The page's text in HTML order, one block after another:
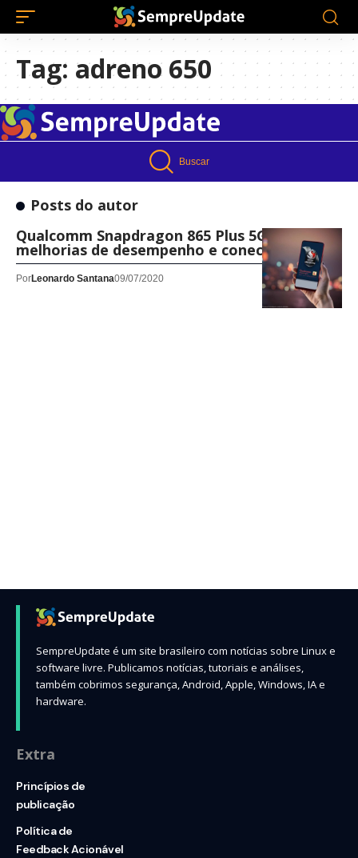
Tag: adreno 650
Buscar
Posts do autor
Qualcomm Snapdragon 865 Plus 5G vem com
melhorias de desempenho e conectividade
PorLeonardo Santana09/07/2020
SempreUpdate é um site brasileiro com notícias sobre Linux e
software livre. Publicamos notícias, tutoriais e análises,
também cobrimos segurança, Android, Apple, Windows, IA e
hardware.
Extra
Princípios de
publicação
Política de
Feedback Acionável